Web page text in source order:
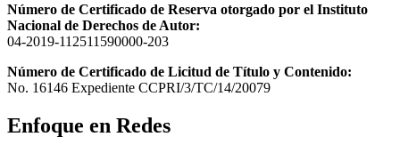
Número de Certificado de Reserva otorgado por el Instituto
Nacional de Derechos de Autor:
04-2019-112511590000-203
Número de Certificado de Licitud de Título y Contenido:
No. 16146 Expediente CCPRI/3/TC/14/20079
Enfoque en Redes